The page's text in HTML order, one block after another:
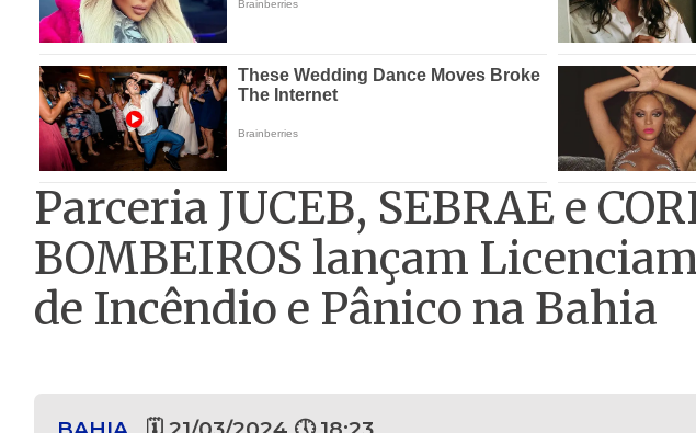
Parceria JUCEB, SEBRAE e
BOMBEIROS lançam
de Incêndio e Pânico na Bahia